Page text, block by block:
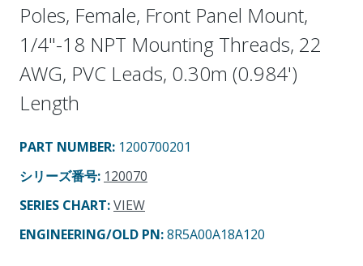
Poles, Female, Front Panel Mount,
1/4"-18 NPT Mounting Threads, 22
AWG, PVC Leads, 0.30m (0.984')
Length
PART NUMBER: 1200700201
シリーズ番号: 120070
SERIES CHART:VIEW
ENGINEERING/OLD PN:8R5A00A18A120